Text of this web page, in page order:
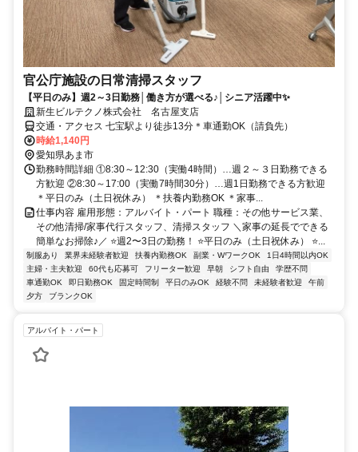
官公庁施設の日常清掃スタッフ
【平日のみ】週2～3日勤務│働き方が選べる♪│シニア活躍中✨
新生ビルテクノ株式会社 名古屋支店
交通・アクセス 七宝駅より徒歩13分＊車通勤OK（請負先）
時給1,140円
愛知県あま市
勤務時間詳細 ①8:30～12:30（実働4時間）…週２～３日勤務できる
方歓迎 ②8:30～17:00（実働7時間30分）…週1日勤務できる方歓迎
＊平日のみ（土日祝休み） ＊扶養内勤務OK ＊家事...
仕事内容 雇用形態：アルバイト・パート 職種：その他サービス業、
その他清掃/家事代行スタッフ、清掃スタッフ ＼家事の延長でできる
簡単なお掃除♪／ ⭐週2〜3日の勤務！ ⭐平日のみ（土日祝休み） ⭐...
制服あり 業界未経験者歓迎 扶養内勤務OK 副業・WワークOK
1日4時間以内OK
主婦・主夫歓迎
60代も応募可 フリーター歓迎 早朝 シフト自由
学歴不問
車通勤OK
即日勤務OK 固定時間制 平日のみOK 経験不問 未経験者歓迎
午前
夕方
ブランクOK
アルバイト・パート